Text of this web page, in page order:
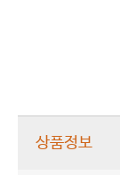
상품정보